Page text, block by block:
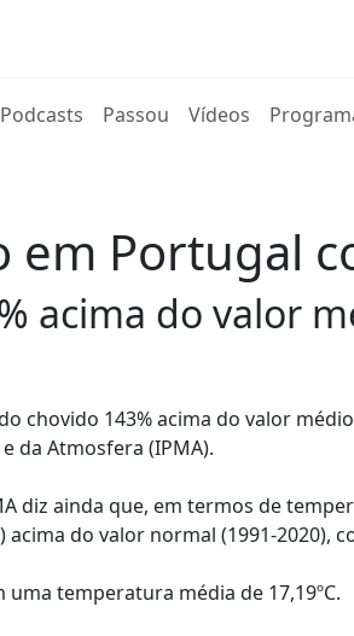
Podcasts Passou Vídeos
em Portugal
acima do valor
chovido 143% acima do valor
da Atmosfera (IPMA).
diz ainda que, em termos de
do valor normal (1991-2020),
temperatura média de 17,19ºC.